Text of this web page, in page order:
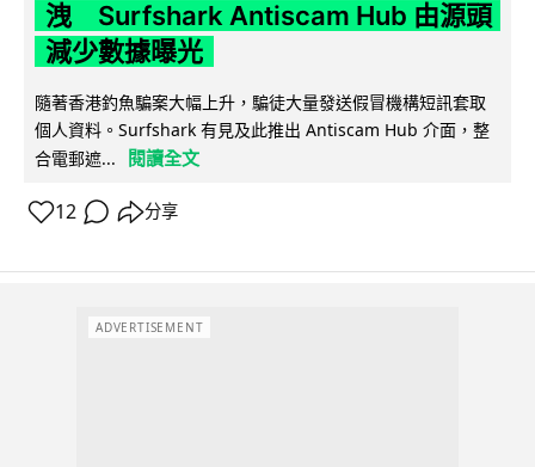
洩 Surfshark Antiscam Hub 由源頭
減少數據曝光
隨著香港釣魚騙案大幅上升，騙徒大量發送假冒機構短訊套取
個人資料。Surfshark 有見及此推出 Antiscam Hub 介面，整
合電郵遮...
閱讀全文
12 分享
ADVERTISEMENT